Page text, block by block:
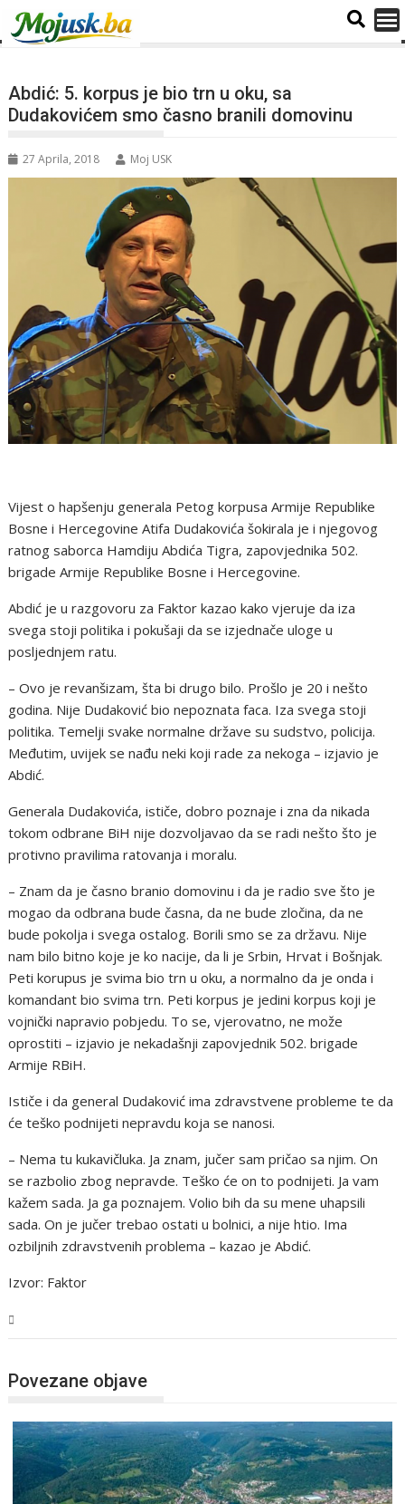
Abdić: 5. korpus je bio trn u oku, sa
Dudakovićem smo časno branili domovinu
27 Aprila, 2018 Moj USK
Vijest o hapšenju generala Petog korpusa Armije Republike
Bosne i Hercegovine Atifa Dudakovića šokirala je i njegovog
ratnog saborca Hamdiju Abdića Tigra, zapovjednika 502.
brigade Armije Republike Bosne i Hercegovine.
Abdić je u razgovoru za Faktor kazao kako vjeruje da iza
svega stoji politika i pokušaji da se izjednače uloge u
posljednjem ratu.
– Ovo je revanšizam, šta bi drugo bilo. Prošlo je 20 i nešto
godina. Nije Dudaković bio nepoznata faca. Iza svega stoji
politika. Temelji svake normalne države su sudstvo, policija.
Međutim, uvijek se nađu neki koji rade za nekoga – izjavio je
Abdić.
Generala Dudakovića, ističe, dobro poznaje i zna da nikada
tokom odbrane BiH nije dozvoljavao da se radi nešto što je
protivno pravilima ratovanja i moralu.
– Znam da je časno branio domovinu i da je radio sve što je
mogao da odbrana bude časna, da ne bude zločina, da ne
bude pokolja i svega ostalog. Borili smo se za državu. Nije
nam bilo bitno koje je ko nacije, da li je Srbin, Hrvat i Bošnjak.
Peti korupus je svima bio trn u oku, a normalno da je onda i
komandant bio svima trn. Peti korpus je jedini korpus koji je
vojnički napravio pobjedu. To se, vjerovatno, ne može
oprostiti – izjavio je nekadašnji zapovjednik 502. brigade
Armije RBiH.
Ističe i da general Dudaković ima zdravstvene probleme te da
će teško podnijeti nepravdu koja se nanosi.
– Nema tu kukavičluka. Ja znam, jučer sam pričao sa njim. On
se razbolio zbog nepravde. Teško će on to podnijeti. Ja vam
kažem sada. Ja ga poznajem. Volio bih da su mene uhapsili
sada. On je jučer trebao ostati u bolnici, a nije htio. Ima
ozbiljnih zdravstvenih problema – kazao je Abdić.
Izvor: Faktor
Povezane objave